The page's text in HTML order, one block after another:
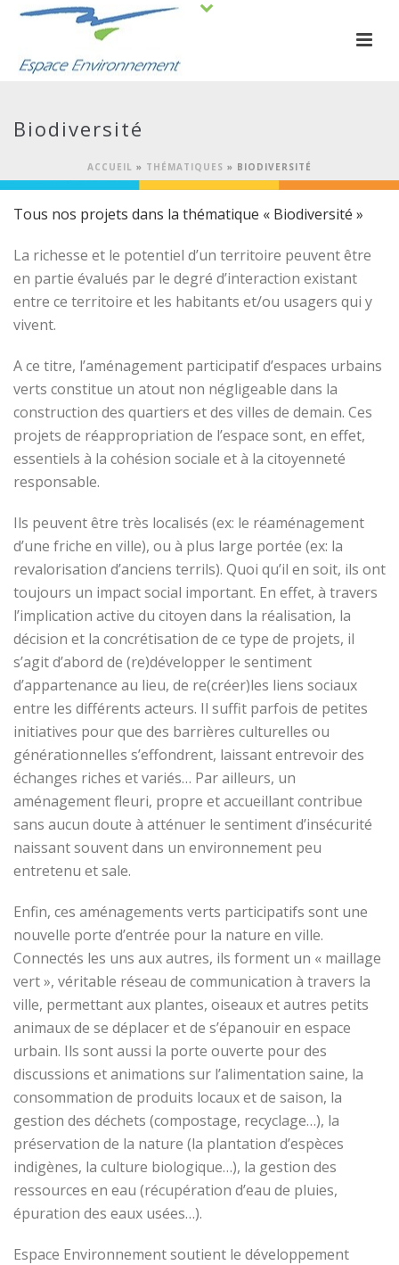
Biodiversité
ACCUEIL » THÉMATIQUES » BIODIVERSITÉ
Tous nos projets dans la thématique « Biodiversité »
La richesse et le potentiel d’un territoire peuvent être
en partie évalués par le degré d’interaction existant
entre ce territoire et les habitants et/ou usagers qui y
vivent.
A ce titre, l’aménagement participatif d’espaces urbains
verts constitue un atout non négligeable dans la
construction des quartiers et des villes de demain. Ces
projets de réappropriation de l’espace sont, en effet,
essentiels à la cohésion sociale et à la citoyenneté
responsable.
Ils peuvent être très localisés (ex: le réaménagement
d’une friche en ville), ou à plus large portée (ex: la
revalorisation d’anciens terrils). Quoi qu’il en soit, ils ont
toujours un impact social important. En effet, à travers
l’implication active du citoyen dans la réalisation, la
décision et la concrétisation de ce type de projets, il
s’agit d’abord de (re)développer le sentiment
d’appartenance au lieu, de re(créer)les liens sociaux
entre les différents acteurs. Il suffit parfois de petites
initiatives pour que des barrières culturelles ou
générationnelles s’effondrent, laissant entrevoir des
échanges riches et variés… Par ailleurs, un
aménagement fleuri, propre et accueillant contribue
sans aucun doute à atténuer le sentiment d’insécurité
naissant souvent dans un environnement peu
entretenu et sale.
Enfin, ces aménagements verts participatifs sont une
nouvelle porte d’entrée pour la nature en ville.
Connectés les uns aux autres, ils forment un « maillage
vert », véritable réseau de communication à travers la
ville, permettant aux plantes, oiseaux et autres petits
animaux de se déplacer et de s’épanouir en espace
urbain. Ils sont aussi la porte ouverte pour des
discussions et animations sur l’alimentation saine, la
consommation de produits locaux et de saison, la
gestion des déchets (compostage, recyclage…), la
préservation de la nature (la plantation d’espèces
indigènes, la culture biologique…), la gestion des
ressources en eau (récupération d’eau de pluies,
épuration des eaux usées…).
Espace Environnement soutient le développement